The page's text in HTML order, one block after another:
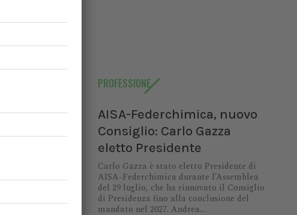
PROFESSIONE
AISA-Federchimica, nuovo
Consiglio: Carlo Gazza
eletto Presidente
Carlo Gazza è stato eletto Presidente di
AISA-Federchimica durante l’Assemblea
del 29 luglio, che ha rinnovato il Consiglio
di Presidenza fino alla conclusione del
mandato nel 2027. Andrea...